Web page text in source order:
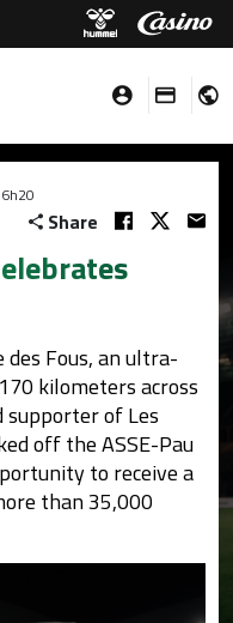
Share
Fous, an ultra-
kilometers across
supporter of Les
off the ASSE-Pau
to receive a
than 35,000